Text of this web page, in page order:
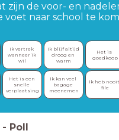
zijn de voor- en
voet naar school te
Ik vertrek
wanneer ik
wil
Ik blijf altijd
droog en
warm
Het is
goedkoop
Het is een
snelle
verplaatsing
Ik kan veel
bagage
meenemen
Ik heb nooit
file
- Poll